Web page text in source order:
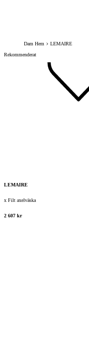
Dam Hem
LEMAIRE
Rekommenderat
LEMAIRE
x Filt axelväska
2 607 kr